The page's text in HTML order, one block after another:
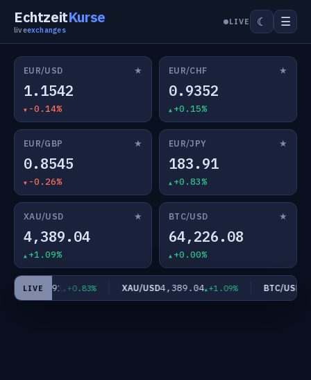
EchtzeitKurse
liveexchanges
LIVE ☾ ☰
EUR/USD ★
1.1542
-0.14%
EUR/CHF ★
0.9352
+0.15%
EUR/GBP ★
0.8545
-0.26%
EUR/JPY ★
183.91
+0.83%
XAU/USD ★
4,389.04
+1.09%
BTC/USD ★
64,226.08
+0.00%
LIVE
183.91 +0.83% XAU/USD4,389.04 +1.09% BTC/USD